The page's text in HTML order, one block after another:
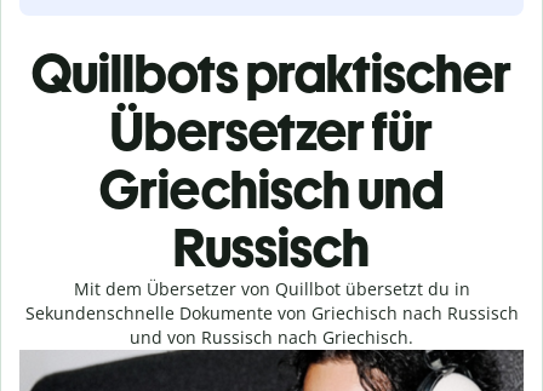
Quillbots praktischer
Übersetzer für
Griechisch und
Russisch
Mit dem Übersetzer von Quillbot übersetzt du in
Sekundenschnelle Dokumente von Griechisch nach Russisch
und von Russisch nach Griechisch.